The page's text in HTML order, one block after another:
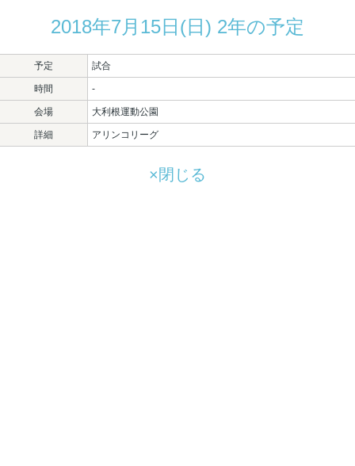
2018年7月15日(日) 2年の予定
予定 試合
時間 -
会場 大利根運動公園
詳細 アリンコリーグ
×閉じる